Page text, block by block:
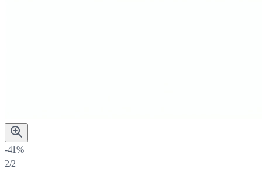
-41%
2/2